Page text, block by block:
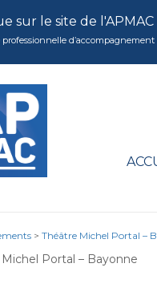
sur le site de
professionnelle
> Théâtre Michel Portal –